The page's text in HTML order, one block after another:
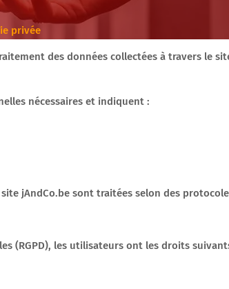
privée
des données collectées à travers le
nécessaires et indiquent :
jAndCo.be sont traitées selon des
(RGPD), les utilisateurs ont les droits